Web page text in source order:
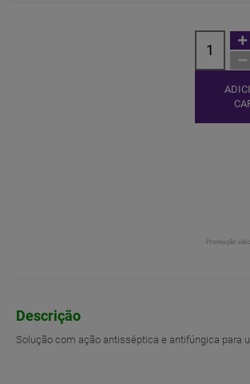
Promoção
Descrição
Solução com ação antisséptica e antifúngica para